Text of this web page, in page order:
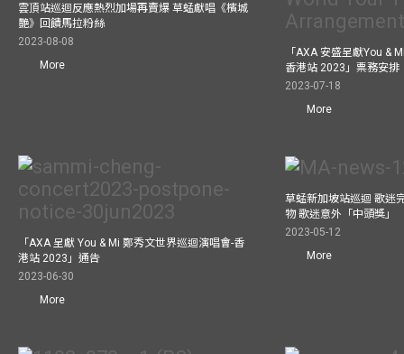
雲頂站巡迴反應熱烈加場再賣爆 草蜢獻唱《檳城
艷》回饋馬拉粉絲
2023-08-08
More
「AXA 安盛呈獻You &
香港站 2023」票務安排
2023-07-18
More
「AXA 呈獻 You & Mi 鄭秀文世界巡迴演唱會-香
港站 2023」通告
2023-06-30
More
草蜢新加坡站巡迴 歌迷
物 歌迷意外「中頭獎」
2023-05-12
More